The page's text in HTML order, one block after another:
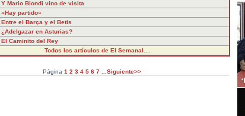
Y Mario Biondi vino de visita
«Hay partido»
Entre el Barça y el Betis
¿Adelgazar en Asturias?
El Caminito del Rey
Todos los artículos de El Semanal....
Página 1 2 3 4 5 6 7 ...Siguiente>>